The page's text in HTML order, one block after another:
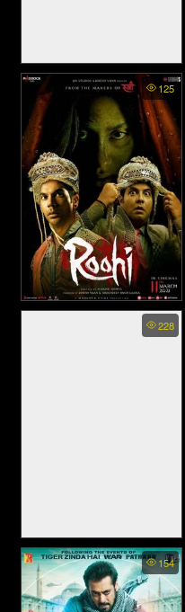
Raazi - ความมุ่งมั่น
125
Roohi - ผีลักเจ้าสาว (2021)
228
Operation Valentine (2024)
154